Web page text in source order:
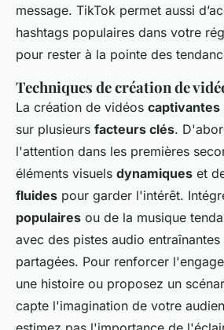
message. TikTok permet aussi
hashtags populaires dans votre
pour rester à la pointe des
Techniques de création de
La création de vidéos captivantes
sur plusieurs facteurs clés.
l'attention dans les premières
éléments visuels dynamiques et
fluides pour garder l'intérêt.
populaires ou de la musique
avec des pistes audio
partagées. Pour renforcer
une histoire ou proposez un
capte l'imagination de votre